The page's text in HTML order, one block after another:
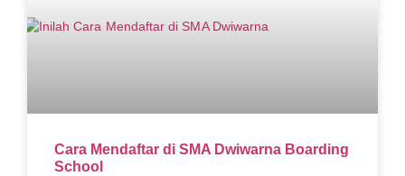
Cara Mendaftar di SMA Dwiwarna Boarding
School